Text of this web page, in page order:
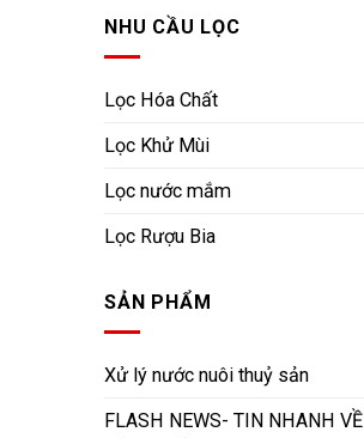
NHU CẦU LỌC
Lọc Hóa Chất
Lọc Khử Mùi
Lọc nước mắm
Lọc Rượu Bia
SẢN PHẨM
Xử lý nước nuôi thuỷ sản
FLASH NEWS- TIN NHANH VỀ